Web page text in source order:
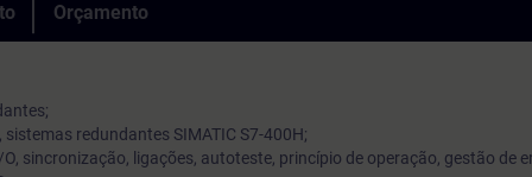
Orçamento
redundantes SIMATIC S7-400H;
sincronização, ligações, autoteste, princípio de operação, gestão de